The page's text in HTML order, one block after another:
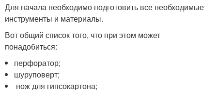
Для начала необходимо подготовить все необходимые
инструменты и материалы.
Вот общий список того, что при этом может
понадобиться:
перфоратор;
шуруповерт;
нож для гипсокартона;